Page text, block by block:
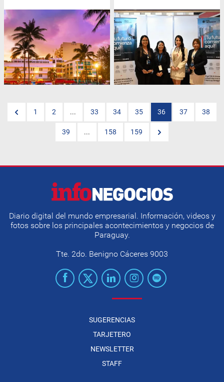
1 2 ... 33 34 35 36 37 38
39 ... 158 159
Diario digital del mundo empresarial. Información, videos y
fotos sobre los principales acontecimientos y negocios de
Paraguay.
Tte. 2do. Benigno Cáceres 9003
SUGERENCIAS
TARJETERO
NEWSLETTER
STAFF